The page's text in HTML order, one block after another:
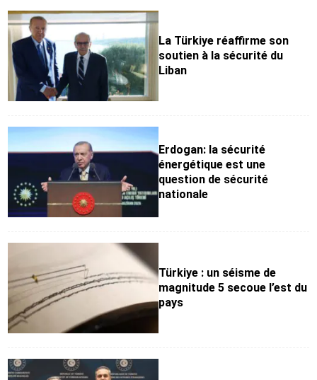
La Türkiye réaffirme son
soutien à la sécurité du
Liban
Erdogan: la sécurité
énergétique est une
question de sécurité
nationale
Türkiye : un séisme de
magnitude 5 secoue l’est du
pays